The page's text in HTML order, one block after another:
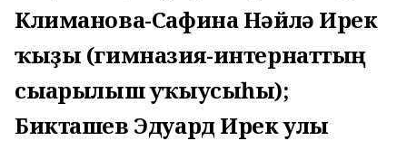
Климанова-Сафина Нәйлә Ирек
ҡыҙы (гимназия-интернаттың
сығарылыш уҡыусыһы);
Бикташев Эдуард Ирек улы